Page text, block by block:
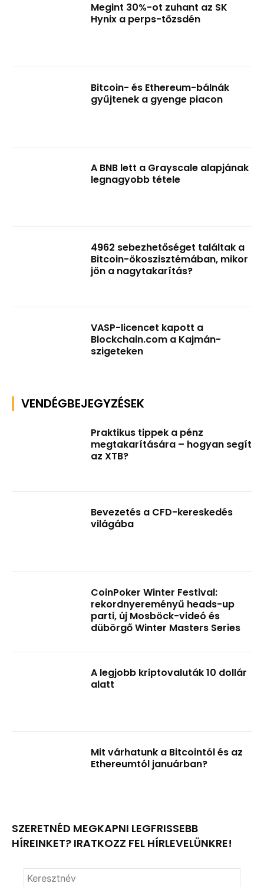
Megint 30%-ot zuhant az SK
Hynix a perps-tőzsdén
Bitcoin- és Ethereum-bálnák
gyűjtenek a gyenge piacon
A BNB lett a Grayscale alapjának
legnagyobb tétele
4962 sebezhetőséget találtak a
Bitcoin-ökoszisztémában, mikor
jön a nagytakarítás?
VASP-licencet kapott a
Blockchain.com a Kajmán-
szigeteken
VENDÉGBEJEGYZÉSEK
Praktikus tippek a pénz
megtakarítására – hogyan segít
az XTB?
Bevezetés a CFD-kereskedés
világába
CoinPoker Winter Festival:
rekordnyereményű heads-up
parti, új Mosböck-videó és
dübörgő Winter Masters Series
A legjobb kriptovaluták 10 dollár
alatt
Mit várhatunk a Bitcointól és az
Ethereumtól januárban?
SZERETNÉD MEGKAPNI LEGFRISSEBB
HÍREINKET? IRATKOZZ FEL HÍRLEVELÜNKRE!